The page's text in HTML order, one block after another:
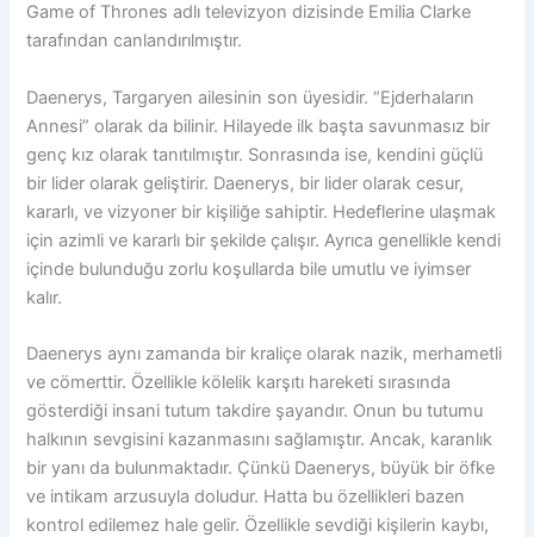
Game of Thrones adlı televizyon dizisinde Emilia Clarke
tarafından canlandırılmıştır.
Daenerys, Targaryen ailesinin son üyesidir. “Ejderhaların
Annesi” olarak da bilinir. Hilayede ilk başta savunmasız bir
genç kız olarak tanıtılmıştır. Sonrasında ise, kendini güçlü
bir lider olarak geliştirir. Daenerys, bir lider olarak cesur,
kararlı, ve vizyoner bir kişiliğe sahiptir. Hedeflerine ulaşmak
için azimli ve kararlı bir şekilde çalışır. Ayrıca genellikle kendi
içinde bulunduğu zorlu koşullarda bile umutlu ve iyimser
kalır.
Daenerys aynı zamanda bir kraliçe olarak nazik, merhametli
ve cömerttir. Özellikle kölelik karşıtı hareketi sırasında
gösterdiği insani tutum takdire şayandır. Onun bu tutumu
halkının sevgisini kazanmasını sağlamıştır. Ancak, karanlık
bir yanı da bulunmaktadır. Çünkü Daenerys, büyük bir öfke
ve intikam arzusuyla doludur. Hatta bu özellikleri bazen
kontrol edilemez hale gelir. Özellikle sevdiği kişilerin kaybı,